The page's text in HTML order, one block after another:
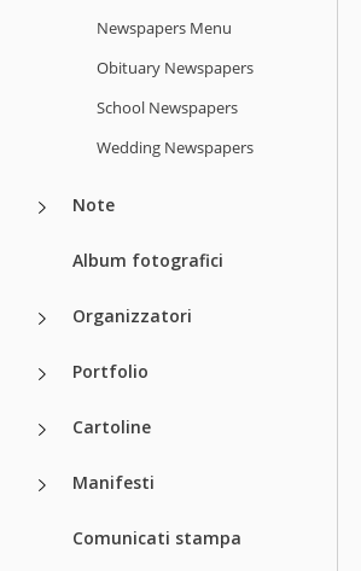
Newspapers Menu
Obituary Newspapers
School Newspapers
Wedding Newspapers
Note
Album fotografici
Organizzatori
Portfolio
Cartoline
Manifesti
Comunicati stampa